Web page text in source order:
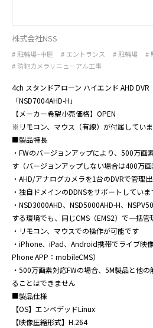
株式会社NSS
駐輪場~中庭 エントランス 駐輪場
防犯カメラリニューアル工事
4ch スタンドアローン ハイエンド AHD DVR
「NSD7004AHD-H」
【メーカー希望小売価格】OPEN
※リモコン、マウス（有線）が付属していま
■製品特長
・FWのバージョンアップにより、500万画
す（バージョンアップしない場合は400万画
・AHD/アナログカメラを1台のDVRで管理
・独自ドメインのDDNSをサポートしてい
・NSD3000AHD、NSD5000AHD-H、
する環境でも、同じCMS（EMS2）で一括
・リモコン、マウスでの操作が可能です
・iPhone、iPad、Android携帯でライブ映
Phone APP：mobileCMS）
・500万画素対応FWの場合、5M製品と他
ることはできません
■製品仕様
【OS】エンベデッドLinux
【映像圧縮形式】H.264